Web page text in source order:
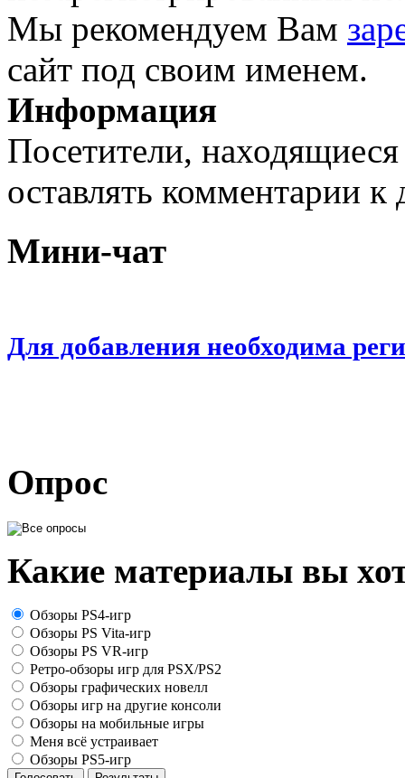
Мы рекомендуем Вам
сайт под своим именем.
Информация
Посетители,
оставлять комментарии
Мини-чат
Для добавления необходима
Опрос
Какие материалы вы
Обзоры PS4-игр
Обзоры PS Vita-игр
Обзоры PS VR-игр
Ретро-обзоры игр для PSX/PS2
Обзоры графических новелл
Обзоры игр на другие консоли
Обзоры на мобильные игры
Меня всё устраивает
Обзоры PS5-игр